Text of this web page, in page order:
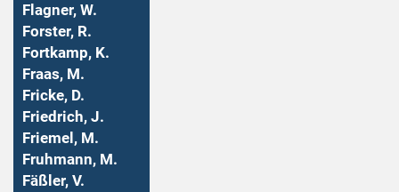
Flagner, W.
Forster, R.
Fortkamp, K.
Fraas, M.
Fricke, D.
Friedrich, J.
Friemel, M.
Fruhmann, M.
Fäßler, V.